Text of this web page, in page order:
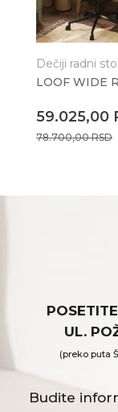
Dečiji radni
LOOF WIDE
59.025,00
78.700,00RSD
UL.
(preko puta
Budite